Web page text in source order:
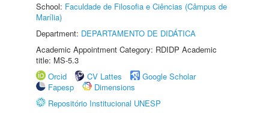
School: Faculdade de Filosofia e Ciências (Câmpus de
Marília)
Department: DEPARTAMENTO DE DIDÁTICA
Academic Appointment Category: RDIDP Academic
title: MS-5.3
Orcid
CV Lattes
Google Scholar
Fapesp
Dimensions
Repositório Institucional UNESP